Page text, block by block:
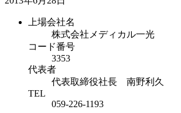
上場会社名
株式会社メディカル一光
コード番号
3353
代表者
代表取締役社長 南野利久
TEL
059-226-1193